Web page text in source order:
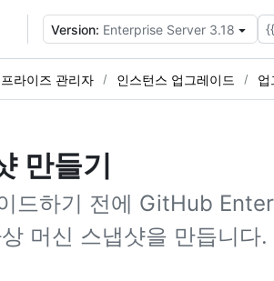
Version: Enterprise Server 3.18
라이즈 관리자 인스턴스 업그레이드 업
만들기
드하기 전에 GitHub
머신 스냅샷을 만듭니다.